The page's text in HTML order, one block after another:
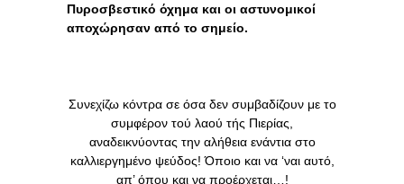
Πυροσβεστικό όχημα και οι αστυνομικοί
αποχώρησαν από το σημείο.
Συνεχίζω κόντρα σε όσα δεν συμβαδίζουν με το
συμφέρον τού λαού τής Πιερίας,
αναδεικνύοντας την αλήθεια ενάντια στο
καλλιεργημένο ψεύδος! Όποιο και να ‘ναι αυτό,
απ’ όπου και να προέρχεται…!